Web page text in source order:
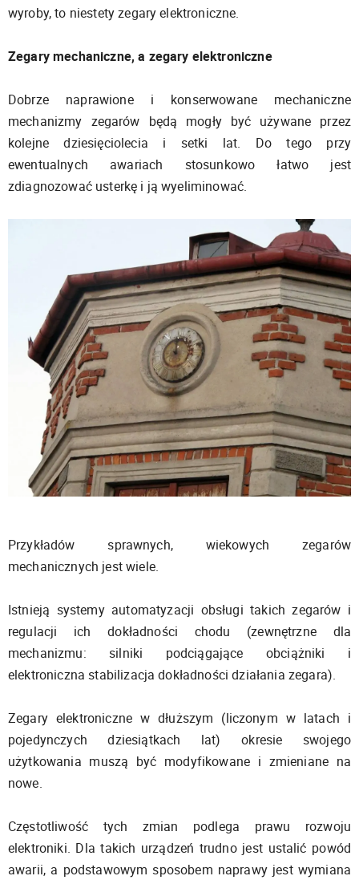
wyroby, to niestety zegary elektroniczne.
Zegary mechaniczne, a zegary elektroniczne
Dobrze naprawione i konserwowane mechaniczne
mechanizmy zegarów będą mogły być używane przez
kolejne dziesięciolecia i setki lat. Do tego przy
ewentualnych awariach stosunkowo łatwo jest
zdiagnozować usterkę i ją wyeliminować.
Przykładów sprawnych, wiekowych zegarów
mechanicznych jest wiele.
Istnieją systemy automatyzacji obsługi takich zegarów i
regulacji ich dokładności chodu (zewnętrzne dla
mechanizmu: silniki podciągające obciążniki i
elektroniczna stabilizacja dokładności działania zegara).
Zegary elektroniczne w dłuższym (liczonym w latach i
pojedynczych dziesiątkach lat) okresie swojego
użytkowania muszą być modyfikowane i zmieniane na
nowe.
Częstotliwość tych zmian podlega prawu rozwoju
elektroniki. Dla takich urządzeń trudno jest ustalić powód
awarii, a podstawowym sposobem naprawy jest wymiana